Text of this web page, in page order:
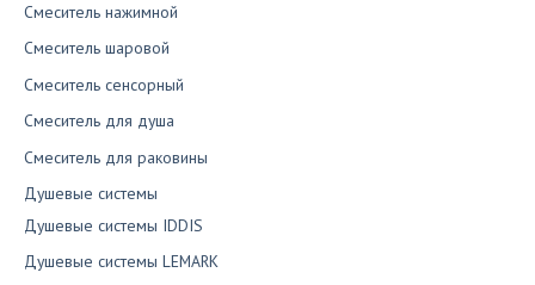
Смеситель нажимной
Смеситель шаровой
Смеситель сенсорный
Смеситель для душа
Смеситель для раковины
Душевые системы
Душевые системы IDDIS
Душевые системы LEMARK